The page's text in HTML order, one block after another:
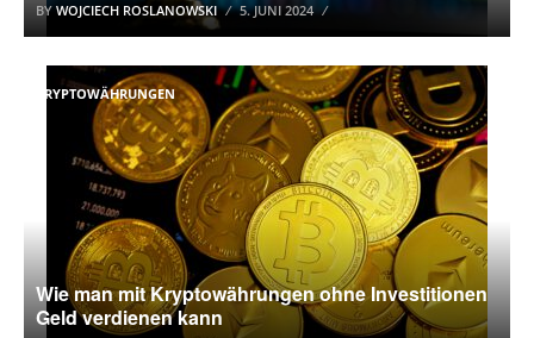
BYWOJCIECH ROSLANOWSKI 5. JUNI 2024
KRYPTOWÄHRUNGEN
Wie man mit Kryptowährungen ohne Investitionen
Geld verdienen kann